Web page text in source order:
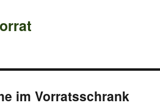
im Vorratsschrank